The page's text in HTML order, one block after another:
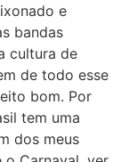
e
bandas
cultura de
de todo esse
bom. Por
tem uma
dos meus